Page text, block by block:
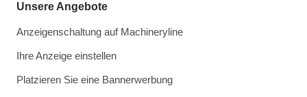
Unsere Angebote
Anzeigenschaltung auf Machineryline
Ihre Anzeige einstellen
Platzieren Sie eine Bannerwerbung